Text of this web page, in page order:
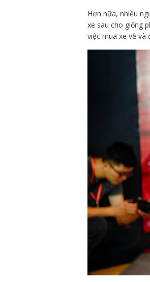
Hơn nữa, nhiều
xe sau cho giống
việc mua xe về